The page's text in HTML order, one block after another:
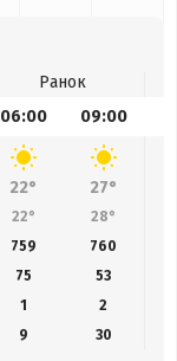
Ранок
06:00 09:00
22° 27°
22° 28°
759 760
75 53
1
2
9 30